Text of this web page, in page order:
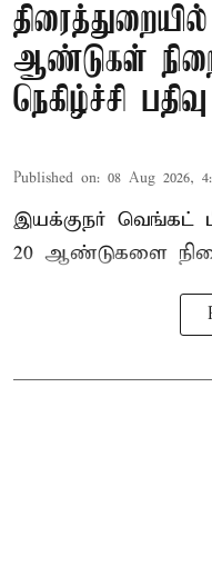
ஆண்டுகள்
நெகிழ்ச்சி பதிவு
Published on: 08 Aug 2026,
இயக்குநர் வெங்கட்
20 ஆண்டுகளை